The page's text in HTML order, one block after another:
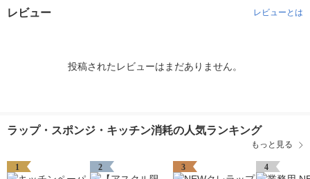
レビュー レビューとは
投稿されたレビューはまだありません。
ラップ・スポンジ・キッチン消耗の人気ランキング
もっと見る
1 2 3 4